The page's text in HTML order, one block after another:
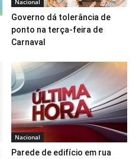
Nacional
Governo dá tolerância de
ponto na terça-feira de
Carnaval
Nacional
Parede de edifício em rua